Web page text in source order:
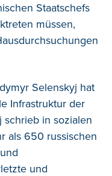
Staatschefs
müssen,
Selenskyj hat
Infrastruktur der
schrieb in sozialen
als 650 russischen
und